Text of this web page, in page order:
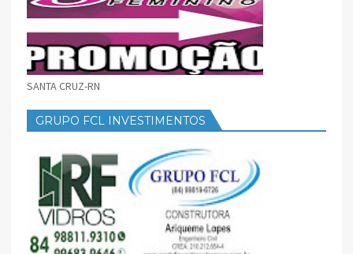
SANTA CRUZ-RN
GRUPO FCL INVESTIMENTOS